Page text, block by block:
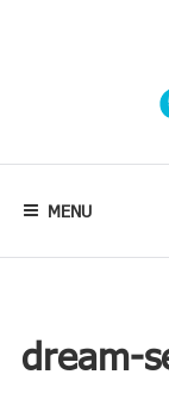
oradadır.
MENU
dream-